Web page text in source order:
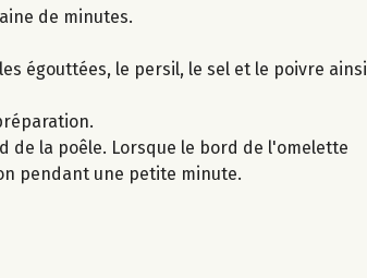
de minutes.
égouttées, le persil, le sel et le poivre ainsi
la poêle. Lorsque le bord de l'omelette
pendant une petite minute.